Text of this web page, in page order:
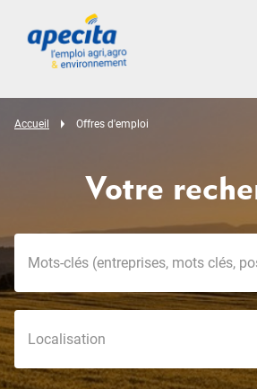
Accueil Offres d'emploi
Votre